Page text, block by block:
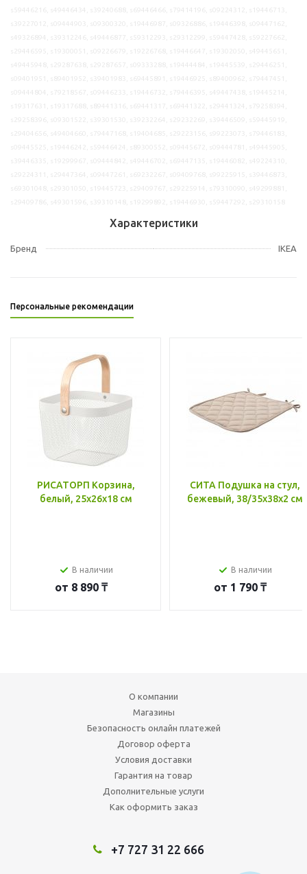
Характеристики
Бренд IKEA
Персональные рекомендации
РИСАТОРП Корзина,
белый, 25x26x18 см
В наличии
от 8 890 ₸
СИТА Подушка на стул,
бежевый, 38/35x38x2 см
В наличии
от 1 790 ₸
О компании
Магазины
Безопасность онлайн платежей
Договор оферта
Условия доставки
Гарантия на товар
Дополнительные услуги
Как оформить заказ
+7 727 31 22 666